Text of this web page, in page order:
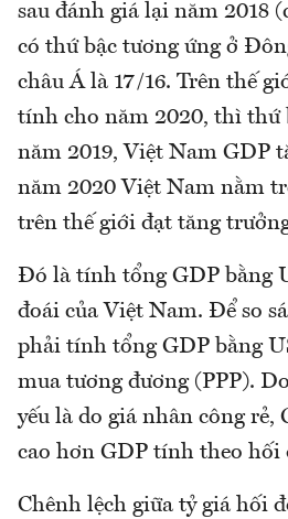
sau đánh giá lại năm 2018
có thứ bậc tương ứng ở
châu Á là 17/16. Trên thế
tính cho năm 2020, thì thứ
năm 2019, Việt Nam GDP
năm 2020 Việt Nam nằm
trên thế giới đạt tăng
Đó là tính tổng GDP bằng
đoái của Việt Nam. Để so
phải tính tổng GDP bằng
mua tương đương (PPP).
yếu là do giá nhân công rẻ,
cao hơn GDP tính theo hối
Chênh lệch giữa tỷ giá hối